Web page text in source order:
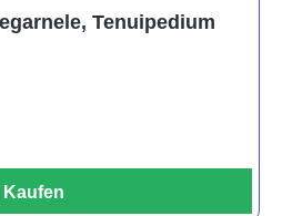
Tenuipedium
Kaufen